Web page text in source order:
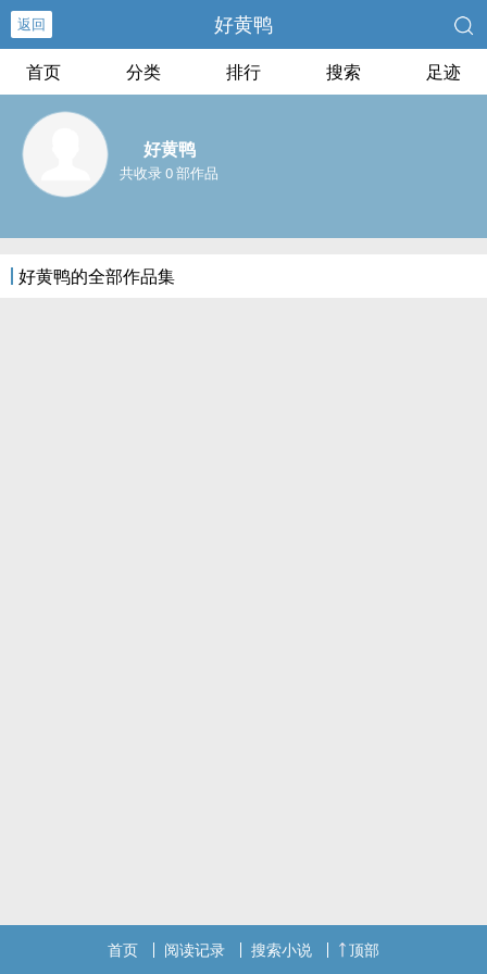
返回 好黄鸭
首页 分类 排行 搜索 足迹
好黄鸭
共收录 0 部作品
好黄鸭的全部作品集
首页 阅读记录 搜索小说 顶部